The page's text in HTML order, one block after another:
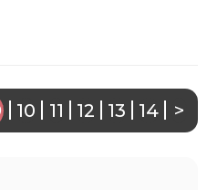
10 11 12 13 14 >